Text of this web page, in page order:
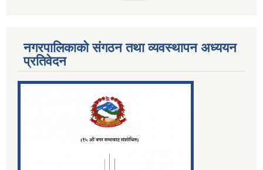
नगरपालिकाको संगठन तथा व्यवस्थापन अध्ययन
प्रतिवेदन